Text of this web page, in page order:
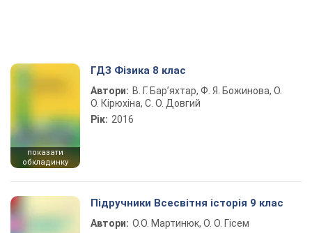
показати
обкладинку
ГДЗ Фізика 8 клас
Автори: В. Г. Бар’яхтар, Ф. Я. Божинова, О.
О. Кірюхіна, С. О. Довгий
Рік: 2016
Підручники Всесвітня історія 9 клас
Автори: О.О. Мартинюк, О. О. Гісем